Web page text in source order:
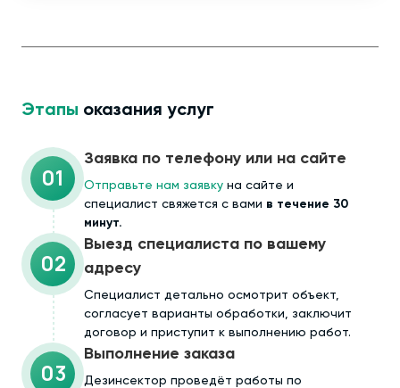
Этапы оказания услуг
01
Заявка по телефону или на сайте
Отправьте нам заявку на сайте и
специалист свяжется с вами в течение 30
минут.
02
Выезд специалиста по вашему
адресу
Cпециалист детально осмотрит объект,
согласует варианты обработки, заключит
договор и приступит к выполнению работ.
03
Выполнение заказа
Дезинсектор проведёт работы по